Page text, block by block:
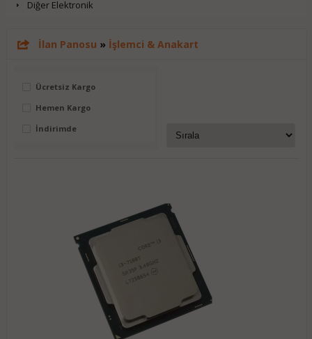
Diğer Elektronik
İlan Panosu » İşlemci & Anakart
Ücretsiz Kargo
Hemen Kargo
İndirimde